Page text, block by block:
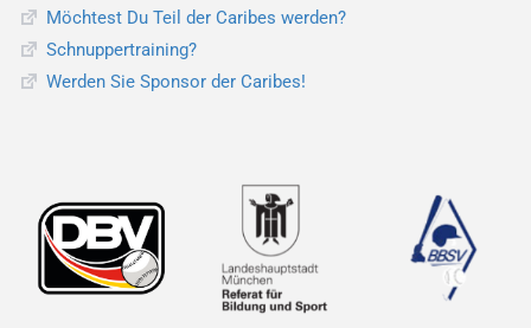
Möchtest Du Teil der Caribes werden?
Schnuppertraining?
Werden Sie Sponsor der Caribes!